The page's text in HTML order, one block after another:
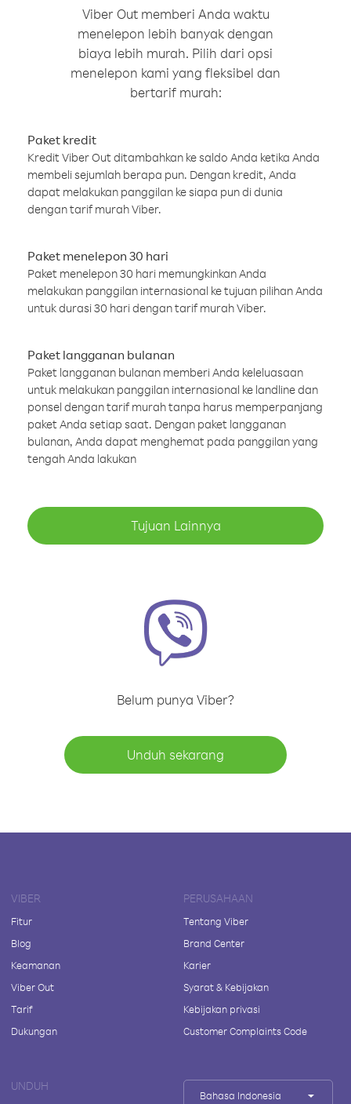
Viber Out memberi Anda waktu
menelepon lebih banyak dengan
biaya lebih murah. Pilih dari opsi
menelepon kami yang fleksibel dan
bertarif murah:
Paket kredit
Kredit Viber Out ditambahkan ke saldo Anda ketika Anda
membeli sejumlah berapa pun. Dengan kredit, Anda
dapat melakukan panggilan ke siapa pun di dunia
dengan tarif murah Viber.
Paket menelepon 30 hari
Paket menelepon 30 hari memungkinkan Anda
melakukan panggilan internasional ke tujuan pilihan Anda
untuk durasi 30 hari dengan tarif murah Viber.
Paket langganan bulanan
Paket langganan bulanan memberi Anda keleluasaan
untuk melakukan panggilan internasional ke landline dan
ponsel dengan tarif murah tanpa harus memperpanjang
paket Anda setiap saat. Dengan paket langganan
bulanan, Anda dapat menghemat pada panggilan yang
tengah Anda lakukan
Tujuan Lainnya
Belum punya Viber?
Unduh sekarang
VIBER
Fitur
Blog
Keamanan
Viber Out
Tarif
Dukungan
PERUSAHAAN
Tentang Viber
Brand Center
Karier
Syarat & Kebijakan
Kebijakan privasi
Customer Complaints Code
UNDUH
Bahasa Indonesia